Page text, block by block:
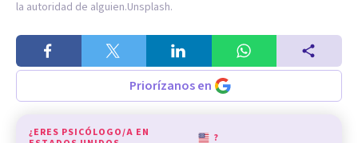
la autoridad de alguien.Unsplash.
Priorízanos en
¿ERES PSICÓLOGO/A EN
?